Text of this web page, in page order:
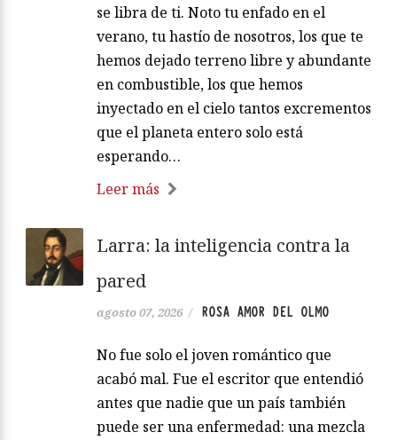
se libra de ti. Noto tu enfado en el
verano, tu hastío de nosotros, los que te
hemos dejado terreno libre y abundante
en combustible, los que hemos
inyectado en el cielo tantos excrementos
que el planeta entero solo está
esperando…
Leer más
Larra: la inteligencia contra la
pared
agosto 07, 2026 / ROSA AMOR DEL OLMO
No fue solo el joven romántico que
acabó mal. Fue el escritor que entendió
antes que nadie que un país también
puede ser una enfermedad: una mezcla